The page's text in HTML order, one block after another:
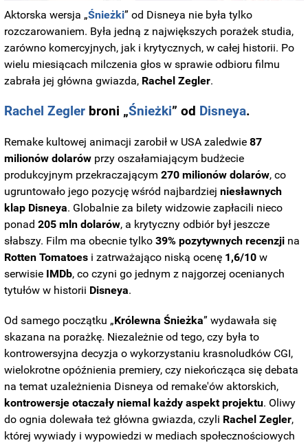
Aktorska wersja „Śnieżki” od Disneya nie była tylko
rozczarowaniem. Była jedną z największych porażek studia,
zarówno komercyjnych, jak i krytycznych, w całej historii. Po
wielu miesiącach milczenia głos w sprawie odbioru filmu
zabrała jej główna gwiazda, Rachel Zegler.
Rachel Zegler broni „Śnieżki” od Disneya.
Remake kultowej animacji zarobił w USA zaledwie 87
milionów dolarów przy oszałamiającym budżecie
produkcyjnym przekraczającym270 milionów dolarów, co
ugruntowało jego pozycję wśród najbardziejniesławnych
klap Disneya. Globalnie za bilety widzowie zapłacili nieco
ponad205 mln dolarów, a krytyczny odbiór był jeszcze
słabszy. Film ma obecnie tylko39% pozytywnych recenzji na
Rotten Tomatoes i zatrważająco niską ocenę 1,6/10 w
serwisie IMDb, co czyni go jednym z najgorzej ocenianych
tytułów w historii Disneya.
Od samego początku „Królewna Śnieżka” wydawała się
skazana na porażkę. Niezależnie od tego, czy była to
kontrowersyjna decyzja o wykorzystaniu krasnoludków CGI,
wielokrotne opóźnienia premiery, czy niekończąca się debata
na temat uzależnienia Disneya od remake'ów aktorskich,
kontrowersje otaczały niemal każdy aspekt projektu. Oliwy
do ognia dolewała też główna gwiazda, czyli Rachel Zegler,
której wywiady i wypowiedzi w mediach społecznościowych